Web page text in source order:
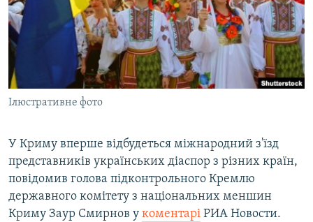
ДЕПОРТАЦІЯ
ВІДЕОУРОКИ «ELIFBE»
СВІДЧЕННЯ ОКУПАЦІЇ
УКРАЇНСЬКА ПРОБЛЕМА КРИМУ
ІНФОГРАФІКА
ЯК ОБІЙТИ БЛОКУВАННЯ
Русский
Qırımtatar
ДОЛУЧАЙСЯ!
Усі сайти RFE/RL
Ілюстративне фото
У Криму вперше відбудеться міжнародний з'їзд
представників українських діаспор з різних країн,
повідомив голова підконтрольного Кремлю
державного комітету з національних меншин
Криму Заур Смирнов у коментарі РИА Новости.